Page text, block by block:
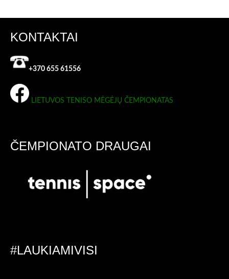
KONTAKTAI
+370 655 61556
LIETUVOS TENISO MĖGĖJŲ ČEMPIONATAS
ČEMPIONATO DRAUGAI
#LAUKIAMIVISI